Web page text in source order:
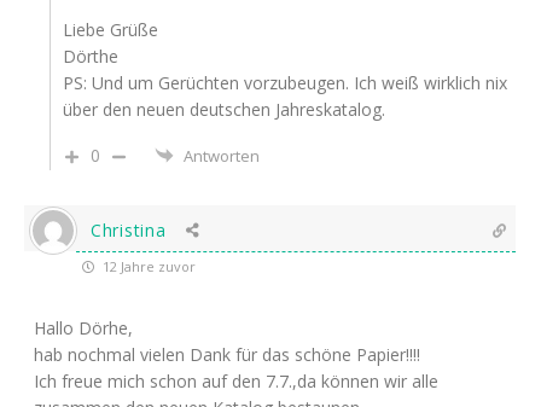
Liebe Grüße
Dörthe
PS: Und um Gerüchten vorzubeugen. Ich weiß wirklich nix
über den neuen deutschen Jahreskatalog.
0
Antworten
Christina
12 Jahre zuvor
Hallo Dörhe,
hab nochmal vielen Dank für das schöne Papier!!!!
Ich freue mich schon auf den 7.7.,da können wir alle